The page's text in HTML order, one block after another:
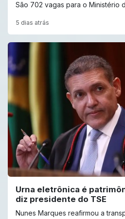
São 702 vagas para o Ministério
5 dias atrás
Urna eletrônica é
diz presidente do TSE
Nunes Marques reafirmou a